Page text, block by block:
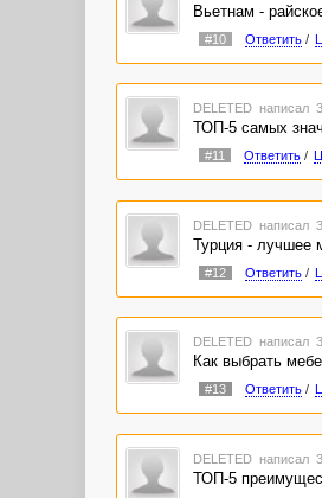
Вьетнам -
#10 Ответить/
DELETED написал
ТОП-5 самых
#11 Ответить/
DELETED написал
Турция - лучшее
#12 Ответить/
DELETED написал
Как выбрать
#13 Ответить/
DELETED написал
ТОП-5